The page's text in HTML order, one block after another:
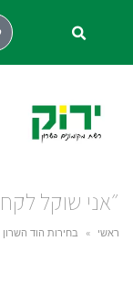
״אני שוקל
ראשי » בחירות הוד השרון